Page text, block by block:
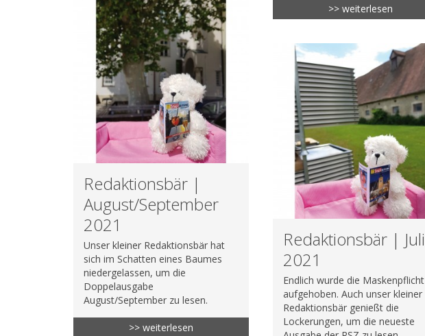
>> weiterlesen
Redaktionsbär |
August/September
2021
Unser kleiner Redaktionsbär hat
sich im Schatten eines Baumes
niedergelassen, um die
Doppelausgabe
August/September zu lesen.
>> weiterlesen
Redaktionsbär | Juli
2021
Endlich wurde die Maskenpflicht
aufgehoben. Auch unser kleiner
Redaktionsbär genießt die
Lockerungen, um die neueste